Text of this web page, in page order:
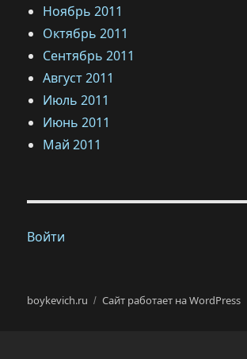
Ноябрь 2011
Октябрь 2011
Сентябрь 2011
Август 2011
Июль 2011
Июнь 2011
Май 2011
Войти
boykevich.ru Сайт работает на WordPress